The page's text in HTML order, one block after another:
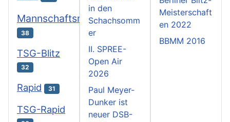
Mannschaftsmeisterschaften
38
TSG-Blitz
32
Rapid 31
TSG-Rapid
in den
Schachsomm
er
II. SPREE-
Open Air
2026
Paul Meyer-
Dunker ist
neuer DSB-
Meisterschaft
en 2022
BBMM 2016